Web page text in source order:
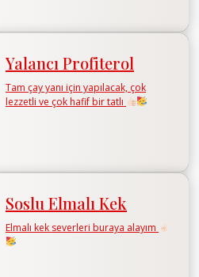
Yalancı Profiterol
Tam çay yanı için yapılacak, çok
lezzetli ve çok hafif bir tatlı
Soslu Elmalı Kek
Elmalı kek severleri buraya alayım